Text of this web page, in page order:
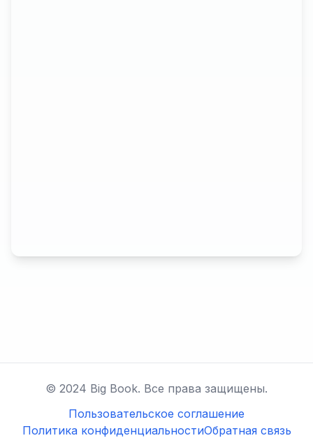
© 2024 Big Book. Все права защищены.
Пользовательское соглашение
Политика конфиденциальностиОбратная связь